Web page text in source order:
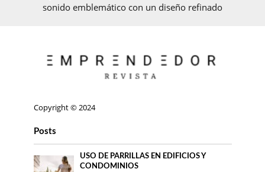
sonido emblemático con un diseño refinado
Copyright © 2024
Posts
USO DE PARRILLAS EN EDIFICIOS Y
CONDOMINIOS